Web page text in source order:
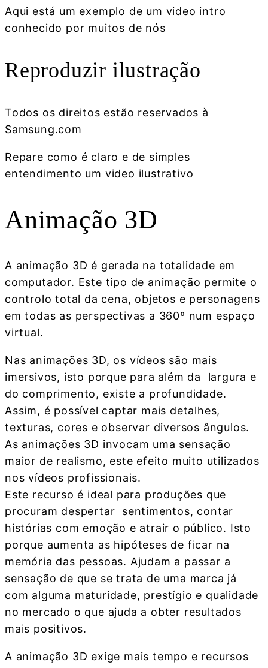
Aqui está um exemplo de um video intro
conhecido por muitos de nós
Reproduzir ilustração
Todos os direitos estão reservados à
Samsung.com
Repare como é claro e de simples
entendimento um video ilustrativo
Animação 3D
A animação 3D é gerada na totalidade em
computador. Este tipo de animação permite o
controlo total da cena, objetos e personagens
em todas as perspectivas a 360º num espaço
virtual.
Nas animações 3D, os vídeos são mais
imersivos, isto porque para além da largura e
do comprimento, existe a profundidade.
Assim, é possível captar mais detalhes,
texturas, cores e observar diversos ângulos.
As animações 3D invocam uma sensação
maior de realismo, este efeito muito utilizados
nos vídeos profissionais.
Este recurso é ideal para produções que
procuram despertar sentimentos, contar
histórias com emoção e atrair o público. Isto
porque aumenta as hipóteses de ficar na
memória das pessoas. Ajudam a passar a
sensação de que se trata de uma marca já
com alguma maturidade, prestígio e qualidade
no mercado o que ajuda a obter resultados
mais positivos.
A animação 3D exige mais tempo e recursos